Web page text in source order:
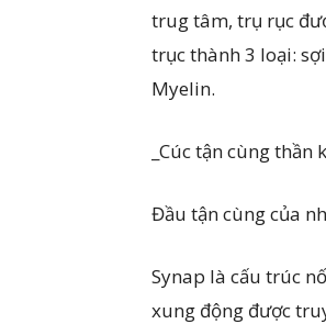
trug tâm, trụ rục
trục thành 3 loại:
Myelin.
_Cúc tận cùng thần
Đầu tận cùng của
Synap là cấu trúc
xung động được